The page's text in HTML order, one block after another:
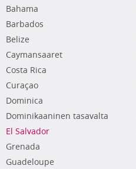
Bahama
Barbados
Belize
Caymansaaret
Costa Rica
Curaçao
Dominica
Dominikaaninen tasavalta
El Salvador
Grenada
Guadeloupe